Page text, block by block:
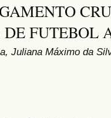
FUTEBOL
Juliana Máximo da